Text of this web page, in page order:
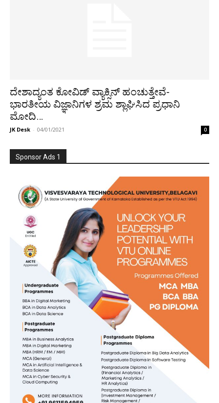
ದೇಶಾದ್ಯಂತ ಕೋವಿಡ್ ವ್ಯಾಕ್ಸಿನ್ ಹಂಚುತ್ತೇವೆ-
ಭಾರತೀಯ ವಿಜ್ಞಾನಿಗಳ ಶ್ರಮ ಶ್ಲಾಘಿಸಿದ ಪ್ರಧಾನಿ
ಮೋದಿ…
JK Desk - 04/01/2021 0
Sponsor Ads 1